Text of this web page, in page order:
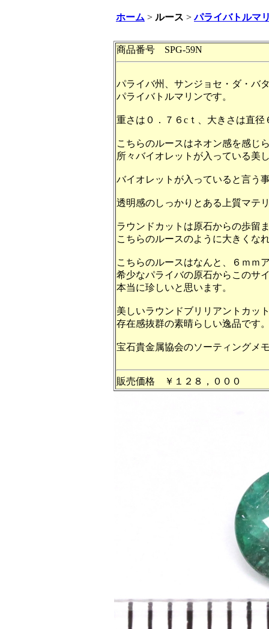
ホーム > ルース > パライバトルマ
商品番号 SPG-59N
パライバ州、サンジョセ・ダ・バ
パライバトルマリンです。
重さは０．７６cｔ、大きさは直
こちらのルースはネオン感を感じ
所々バイオレットが入っている美
バイオレットが入っていると言う
透明感のしっかりとある上質マテ
ラウンドカットは原石からの歩留
こちらのルースのように大きくな
こちらのルースはなんと、６ｍｍ
希少なパライバの原石からこのサ
本当に珍しいと思います。
美しいラウンドブリリアントカッ
存在感抜群の素晴らしい逸品です
宝石貴金属協会のソーティングメ
販売価格 ￥１２８，０００